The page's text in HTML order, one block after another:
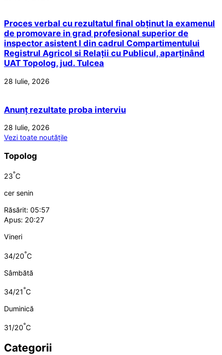
Proces verbal cu rezultatul final obținut la examenul
de promovare in grad profesional superior de
inspector asistent I din cadrul Compartimentului
Registrul Agricol si Relații cu Publicul, aparținând
UAT Topolog, jud. Tulcea
28 Iulie, 2026
Anunț rezultate proba interviu
28 Iulie, 2026
Vezi toate noutățile
Topolog
23°C
cer senin
Răsărit: 05:57
Apus: 20:27
Vineri
34/20°C
Sâmbătă
34/21°C
Duminică
31/20°C
Categorii